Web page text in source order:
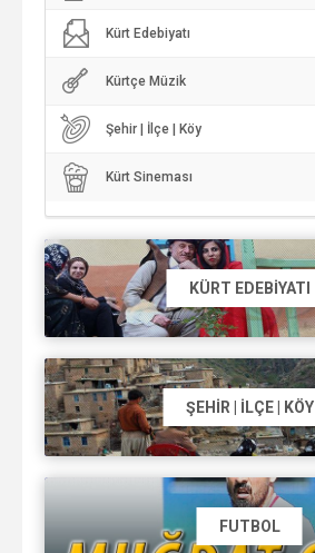
Kürt Edebiyatı
Kürtçe Müzik
Şehir | İlçe | Köy
Kürt Sineması
KÜRT EDEBIYATI
ŞEHIR | İLÇE | KÖY
FUTBOL